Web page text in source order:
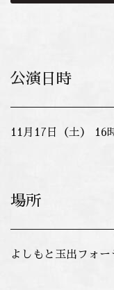
公演日時
11月17日（土） 16
場所
よしもと玉出フォ